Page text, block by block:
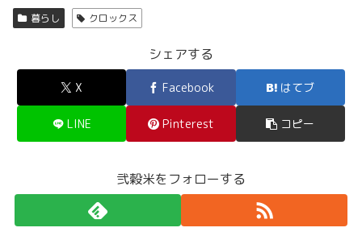
暮らし クロックス
シェアする
X Facebook はてブ
LINE Pinterest コピー
弐穀米をフォローする